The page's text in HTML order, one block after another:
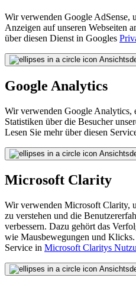
Wir verwenden Google AdSense,
Anzeigen auf unseren Webseiten
über diesen Dienst in Googles
Google Analytics
Wir verwenden Google Analytics,
Statistiken über die Besucher
Lesen Sie mehr über diesen
Microsoft Clarity
Wir verwenden Microsoft Clarity,
zu verstehen und die
verbessern. Dazu gehört das
wie Mausbewegungen und Klicks.
Service in Microsoft Claritys